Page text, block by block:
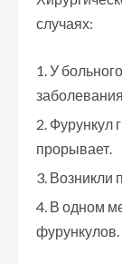
случаях:
У
Фурункул
прорывает.
Возникли
В одном
фурункулов.